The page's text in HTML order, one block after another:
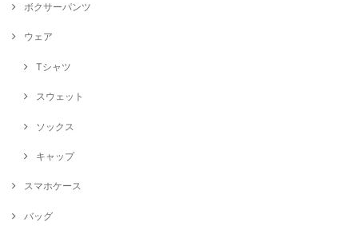
ボクサーパンツ
ウェア
Tシャツ
スウェット
ソックス
キャップ
スマホケース
バッグ